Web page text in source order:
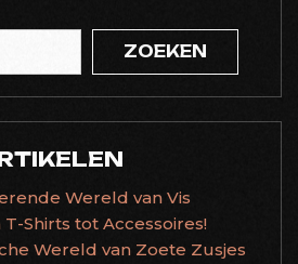
ZOEKEN
Wereld van Vis
Shirts tot Accessoires!
Wereld van Zoete Zusjes